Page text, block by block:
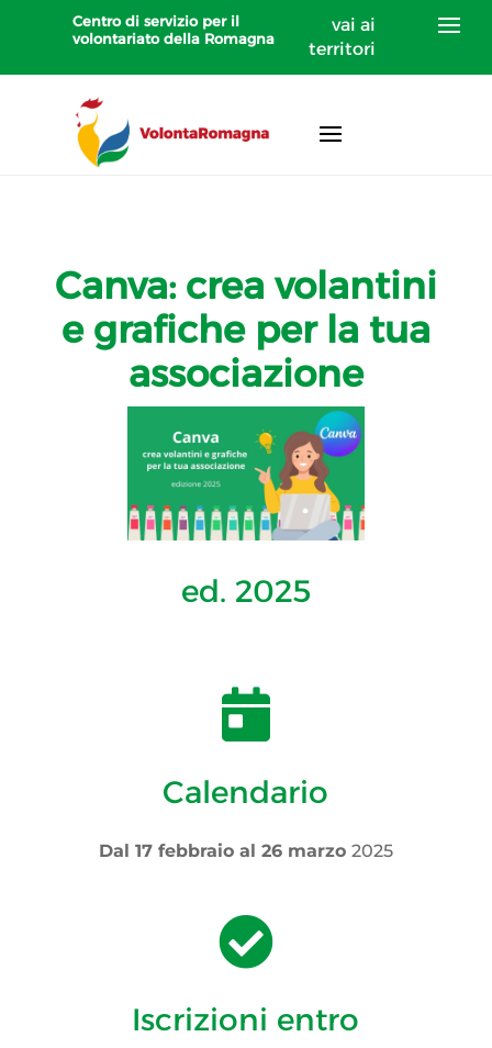
Centro di servizio per il
volontariato della Romagna
vai ai
territori
Canva: crea volantini
e grafiche per la tua
associazione
ed. 2025

Calendario
Dal 17 febbraio al 26 marzo 2025

Iscrizioni entro